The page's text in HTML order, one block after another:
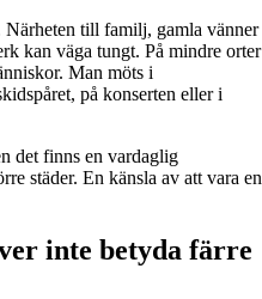
till familj, gamla vänner
kan väga tungt. På mindre orter
Man möts i
på konserten eller i
det finns en vardaglig
städer. En känsla av att vara en
inte betyda färre